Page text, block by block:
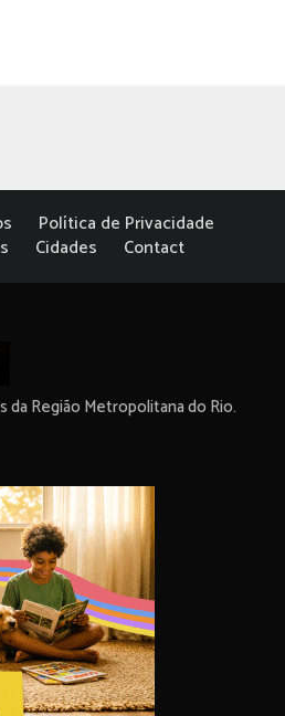
Política de Privacidade
Cidades Contact
da Região Metropolitana do Rio.